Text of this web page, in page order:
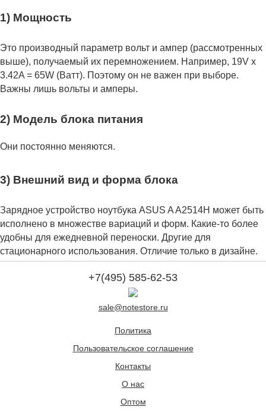
1) Мощность
Это производный параметр вольт и ампер (рассмотренных
выше), получаемый их перемножением. Например, 19V x
3.42A = 65W (Ватт). Поэтому он не важен при выборе.
Важны лишь вольты и амперы.
2) Модель блока питания
Они постоянно меняются.
3) Внешний вид и форма блока
Зарядное устройство ноутбука ASUS A A2514H может быть
исполнено в множестве вариаций и форм. Какие-то более
удобны для ежедневной переноски. Другие для
стационарного использования. Отличие только в дизайне.
+7(495) 585-62-53
sale@notestore.ru
Политика
Пользовательское соглашение
Контакты
О нас
Оптом